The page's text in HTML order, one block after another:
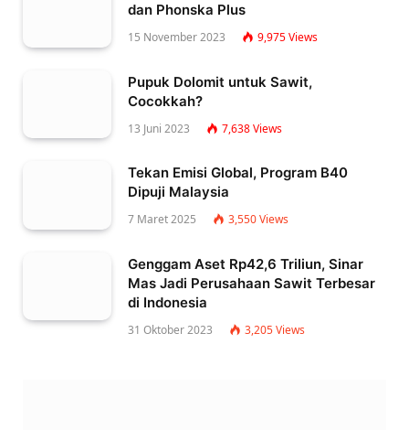
dan Phonska Plus
15 November 2023 9,975Views
Pupuk Dolomit untuk Sawit,
Cocokkah?
13 Juni 2023 7,638Views
Tekan Emisi Global, Program B40
Dipuji Malaysia
7 Maret 2025 3,550Views
Genggam Aset Rp42,6 Triliun, Sinar
Mas Jadi Perusahaan Sawit Terbesar
di Indonesia
31 Oktober 2023 3,205Views